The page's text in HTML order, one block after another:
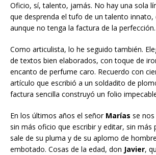
Oficio, sí, talento, jamás. No hay una sola
que desprenda el tufo de un talento innato,
aunque no tenga la factura de la
Como articulista, lo he seguido también.
de textos bien elaborados, con toque de
encanto de perfume caro. Recuerdo con
artículo que escribió a un soldadito de
factura sencilla construyó un folio
En los últimos años el señor Marías se
sin más oficio que escribir y editar, sin más
sale de su pluma y de su aplomo de
embotado. Cosas de la edad, don Javier,